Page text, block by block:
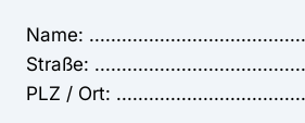
Name:
Straße:
PLZ / Ort: